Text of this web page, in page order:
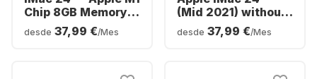
Chip 8GB Memory
512GB SSD -
Integrated 8-core
desde 37,99 €/Mes
(Mid 2021) without
Touch ID All-in-One
- Apple M1 - 8GB -
desde 37,99 €/Mes